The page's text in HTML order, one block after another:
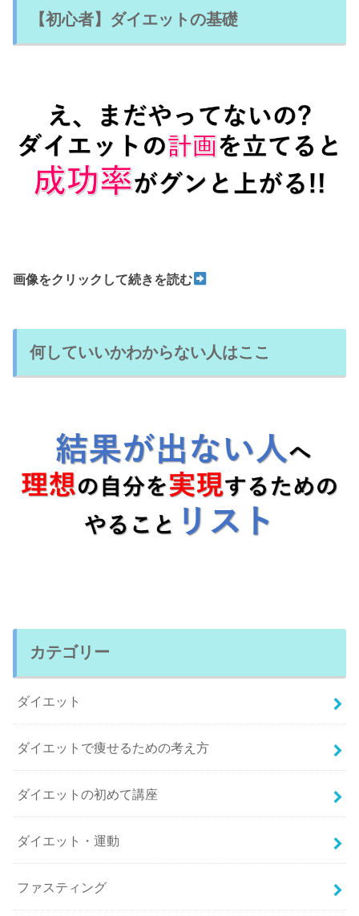
【初心者】ダイエットの基礎
画像をクリックして続きを読む
何していいかわからない人はここ
カテゴリー
ダイエット
ダイエットで痩せるための考え方
ダイエットの初めて講座
ダイエット・運動
ファスティング